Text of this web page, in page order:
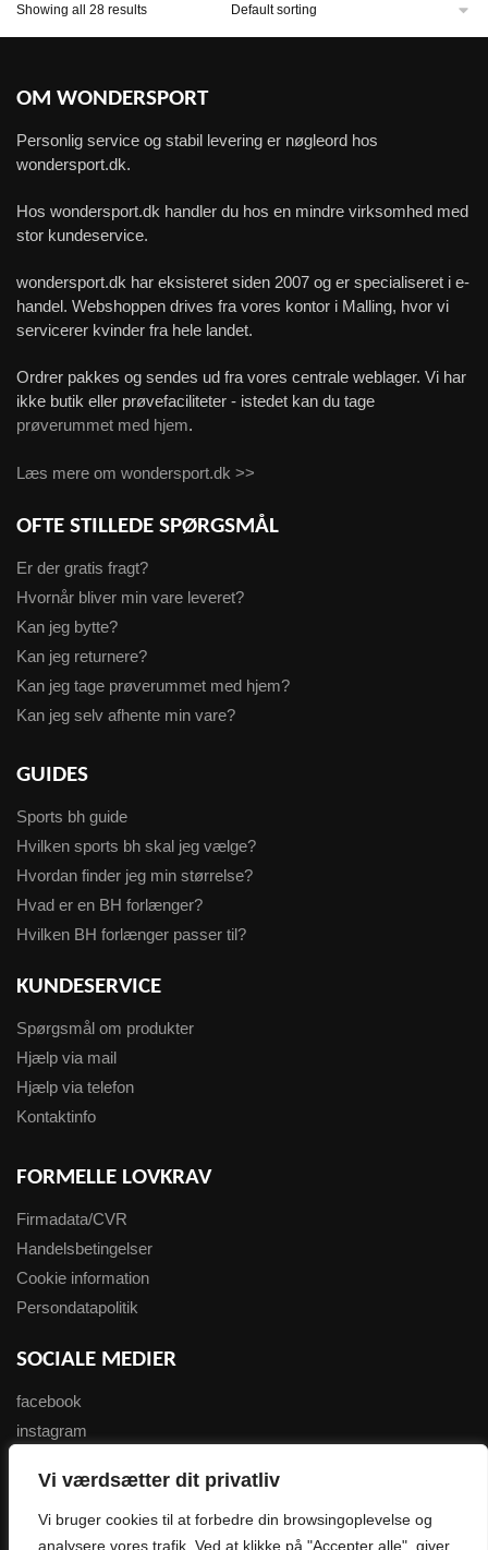
Vi værdsætter dit privatliv
Vi bruger cookies til at forbedre din browsingoplevelse og
analysere vores trafik. Ved at klikke på "Accepter alle", giver
Showing all 28 results
OM WONDERSPORT
Personlig service og stabil levering er nøgleord hos
wondersport.dk.
Hos wondersport.dk handler du hos en mindre virksomhed med
stor kundeservice.
wondersport.dk har eksisteret siden 2007 og er specialiseret i e-
handel. Webshoppen drives fra vores kontor i Malling, hvor vi
servicerer kvinder fra hele landet.
Ordrer pakkes og sendes ud fra vores centrale weblager. Vi har
ikke butik eller prøvefaciliteter - istedet kan du tage
prøverummet med hjem.
Læs mere om wondersport.dk >>
OFTE STILLEDE SPØRGSMÅL
Er der gratis fragt?
Hvornår bliver min vare leveret?
Kan jeg bytte?
Kan jeg returnere?
Kan jeg tage prøverummet med hjem?
Kan jeg selv afhente min vare?
GUIDES
Sports bh guide
Hvilken sports bh skal jeg vælge?
Hvordan finder jeg min størrelse?
Hvad er en BH forlænger?
Hvilken BH forlænger passer til?
KUNDESERVICE
Spørgsmål om produkter
Hjælp via mail
Hjælp via telefon
Kontaktinfo
FORMELLE LOVKRAV
Firmadata/CVR
Handelsbetingelser
Cookie information
Persondatapolitik
SOCIALE MEDIER
facebook
instagram
NYHEDSBREV